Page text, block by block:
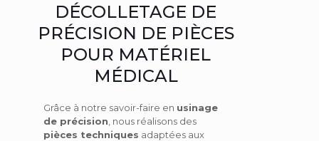
DÉCOLLETAGE DE
PRÉCISION DE PIÈCES
POUR MATÉRIEL
MÉDICAL
Grâce à notre savoir-faire en usinage
de précision , nous réalisons des
pièces techniques adaptées aux